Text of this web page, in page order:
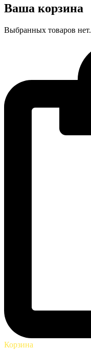
Ваша корзина
Выбранных товаров нет.
Корзина